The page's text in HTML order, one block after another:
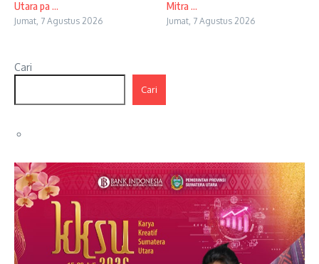
Utara pa ...
Jumat, 7 Agustus 2026
Mitra ...
Jumat, 7 Agustus 2026
Cari
Cari